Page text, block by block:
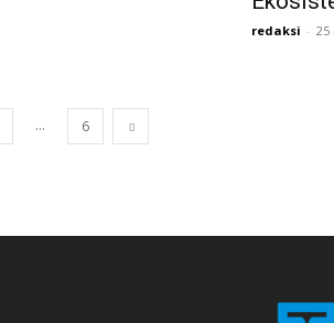
redaksi - 25
... 6